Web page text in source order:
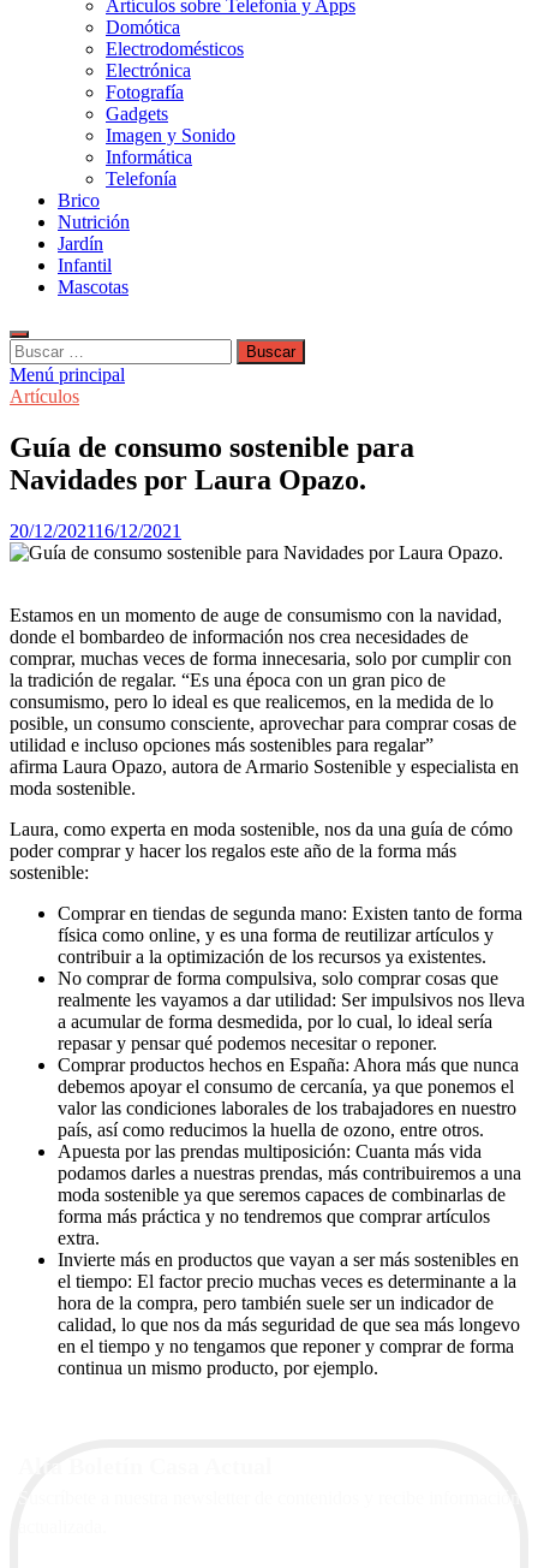
Artículos sobre Telefonía y Apps
Domótica
Electrodomésticos
Electrónica
Fotografía
Gadgets
Imagen y Sonido
Informática
Telefonía
Brico
Nutrición
Jardín
Infantil
Mascotas
Buscar:
Menú principal
Artículos
Guía de consumo sostenible para
Navidades por Laura Opazo.
20/12/202116/12/2021
Estamos en un momento de auge de consumismo con la navidad,
donde el bombardeo de información nos crea necesidades de
comprar, muchas veces de forma innecesaria, solo por cumplir con
la tradición de regalar. “Es una época con un gran pico de
consumismo, pero lo ideal es que realicemos, en la medida de lo
posible, un consumo consciente, aprovechar para comprar cosas de
utilidad e incluso opciones más sostenibles para regalar”
afirma Laura Opazo, autora de Armario Sostenible y especialista en
moda sostenible.
Laura, como experta en moda sostenible, nos da una guía de cómo
poder comprar y hacer los regalos este año de la forma más
sostenible:
Comprar en tiendas de segunda mano: Existen tanto de forma
física como online, y es una forma de reutilizar artículos y
contribuir a la optimización de los recursos ya existentes.
No comprar de forma compulsiva, solo comprar cosas que
realmente les vayamos a dar utilidad: Ser impulsivos nos lleva
a acumular de forma desmedida, por lo cual, lo ideal sería
repasar y pensar qué podemos necesitar o reponer.
Comprar productos hechos en España: Ahora más que nunca
debemos apoyar el consumo de cercanía, ya que ponemos el
valor las condiciones laborales de los trabajadores en nuestro
país, así como reducimos la huella de ozono, entre otros.
Apuesta por las prendas multiposición: Cuanta más vida
podamos darles a nuestras prendas, más contribuiremos a una
moda sostenible ya que seremos capaces de combinarlas de
forma más práctica y no tendremos que comprar artículos
extra.
Invierte más en productos que vayan a ser más sostenibles en
el tiempo: El factor precio muchas veces es determinante a la
hora de la compra, pero también suele ser un indicador de
calidad, lo que nos da más seguridad de que sea más longevo
en el tiempo y no tengamos que reponer y comprar de forma
continua un mismo producto, por ejemplo.